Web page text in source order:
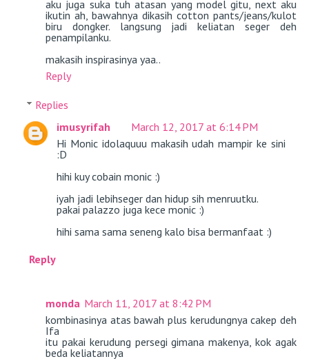
aku juga suka tuh atasan yang model gitu, next aku
ikutin ah, bawahnya dikasih cotton pants/jeans/kulot
biru dongker. langsung jadi keliatan seger deh
penampilanku.
makasih inspirasinya yaa..
Reply
Replies
imusyrifah
March 12, 2017 at 6:14 PM
Hi Monic idolaquuu makasih udah mampir ke sini
:D
hihi kuy cobain monic :)
iyah jadi lebihseger dan hidup sih menruutku.
pakai palazzo juga kece monic :)
hihi sama sama seneng kalo bisa bermanfaat :)
Reply
monda March 11, 2017 at 8:42 PM
kombinasinya atas bawah plus kerudungnya cakep deh
Ifa
itu pakai kerudung persegi gimana makenya, kok agak
beda keliatannya